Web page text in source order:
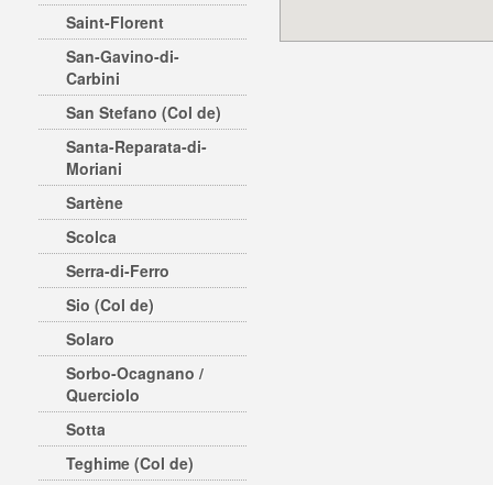
Saint-Florent
San-Gavino-di-
Carbini
San Stefano (Col de)
Santa-Reparata-di-
Moriani
Sartène
Scolca
Serra-di-Ferro
Sio (Col de)
Solaro
Sorbo-Ocagnano /
Querciolo
Sotta
Teghime (Col de)